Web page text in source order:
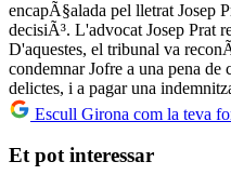
encapÃ§alada pel lletrat Josep
decisiÃ³. L'advocat Josep Prat
D'aquestes, el tribunal va
condemnar Jofre a una pena de
delictes, i a pagar una
Escull Girona com la teva
Et pot interessar